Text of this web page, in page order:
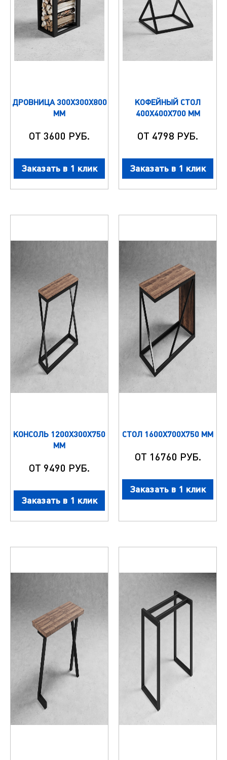
ДРОВНИЦА 300Х300Х800
ММ
ОТ 3600 РУБ.
Заказать в 1 клик
КОФЕЙНЫЙ СТОЛ
400Х400Х700 ММ
ОТ 4798 РУБ.
Заказать в 1 клик
КОНСОЛЬ 1200Х300Х750
ММ
ОТ 9490 РУБ.
Заказать в 1 клик
СТОЛ 1600Х700Х750 ММ
ОТ 16760 РУБ.
Заказать в 1 клик